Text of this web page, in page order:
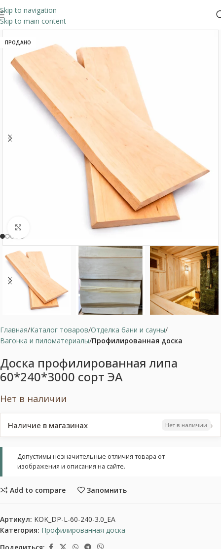
Skip to navigation
Skip to main content
ПРОДАНО
Нажмите, чтобы увеличить
Главная Каталог товаров Отделка бани и сауны
Вагонка и пиломатериалы Профилированная доска
Доска профилированная липа
60*240*3000 сорт ЭА
Нет в наличии
Наличие в магазинах Нет в наличии ›
Допустимы незначительные отличия товара от
изображения и описания на сайте.
Add to compare Запомнить
Артикул: KOK_DP-L-60-240-3.0_EA
Категория: Профилированная доска
Поделиться: